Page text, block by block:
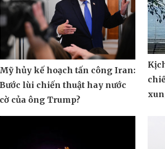
Mỹ hủy kế hoạch tấn công Iran:
Bước lùi chiến thuật hay nước
cờ của ông Trump?